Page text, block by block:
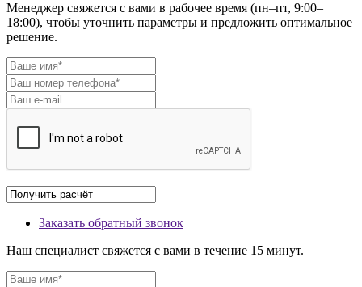
Менеджер свяжется с вами в рабочее время (пн–пт, 9:00–
18:00), чтобы уточнить параметры и предложить оптимальное
решение.
Заказать обратный звонок
Наш специалист свяжется с вами в течение 15 минут.